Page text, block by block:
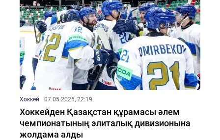
Хоккей 07.05.2026, 22:19
Хоккейден Қазақстан құрамасы әлем
чемпионатының элиталық дивизионына
жолдама алды